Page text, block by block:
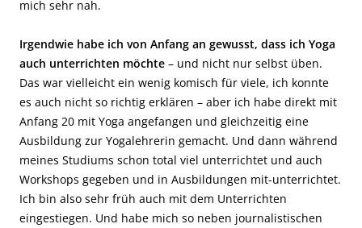
mich sehr nah.
Irgendwie habe ich von Anfang an gewusst, dass ich Yoga
auch unterrichten möchte – und nicht nur selbst üben.
Das war vielleicht ein wenig komisch für viele, ich konnte
es auch nicht so richtig erklären – aber ich habe direkt mit
Anfang 20 mit Yoga angefangen und gleichzeitig eine
Ausbildung zur Yogalehrerin gemacht. Und dann während
meines Studiums schon total viel unterrichtet und auch
Workshops gegeben und in Ausbildungen mit-unterrichtet.
Ich bin also sehr früh auch mit dem Unterrichten
eingestiegen. Und habe mich so neben journalistischen